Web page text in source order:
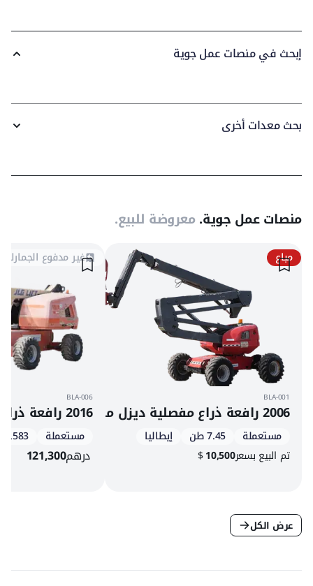
إبحث في منصات عمل جوية
بحث معدات أخرى
منصات عمل جوية.معروضة للبيع.
مباع
BLA-001
2006 رافعة ذراع مفصلية ديزل مانيتو 160 ATJ
مستعملة 7.45 طن
إيطاليا
تم البيع بسعر
$10,500
غير مدفوع الجمارك
BLA-006
2016 رافعة ذراع تلسكوبية دفع رباعي ديزل جي إل جي 460SJ
مستعملة 4,583 س
درهم121,300
عرض الكل